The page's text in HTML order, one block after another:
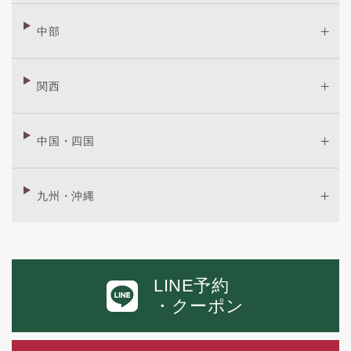
中部
関西
中国・四国
九州・沖縄
LINE予約
・クーポン